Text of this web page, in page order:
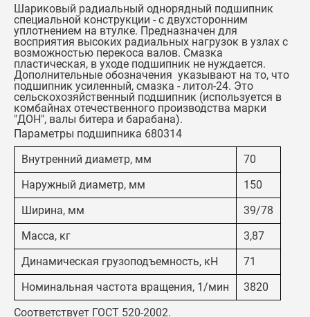
Шариковый радиальный однорядный подшипник
специальной конструкции - с двухсторонним
уплотнением на втулке. Предназначен для
восприятия высоких радиальных нагрузок в узлах с
возможностью перекоса валов. Смазка
пластическая, в уходе подшипник не нуждается.
Дополнительные обозначения указывают на то, что
подшипник усиленный, смазка - литол-24. Это
сельскохозяйственный подшипник (используется в
комбайнах отечественного производства марки
"ДОН", валы битера и барабана).
Параметры подшипника 680314
Внутренний диаметр, мм
70
Наружный диаметр, мм
150
Ширина, мм
39/78
Масса, кг
3,87
Динамическая грузоподъемность, кН
71
Номинальная частота вращения, 1/мин
3820
Соответствует ГОСТ 520-2002.